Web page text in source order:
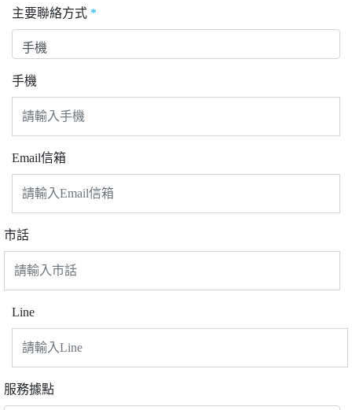
主要聯絡方式 *
手機
Email信箱
市話
Line
服務據點